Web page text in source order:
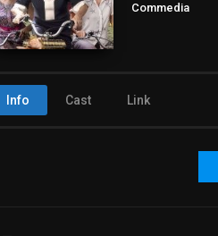
Commedia
Info Cast Link